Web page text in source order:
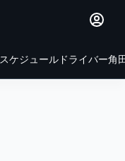
スケジュール ドライバー角